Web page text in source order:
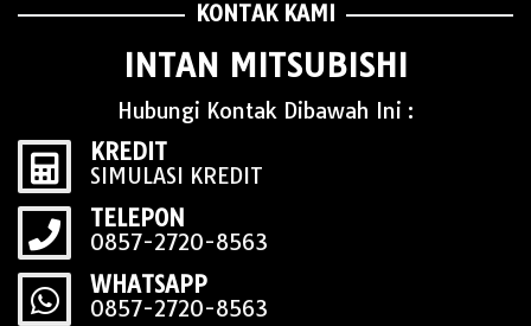
KONTAK KAMI
INTAN MITSUBISHI
Hubungi Kontak Dibawah Ini :
KREDIT
SIMULASI KREDIT
TELEPON
0857-2720-8563
WHATSAPP
0857-2720-8563